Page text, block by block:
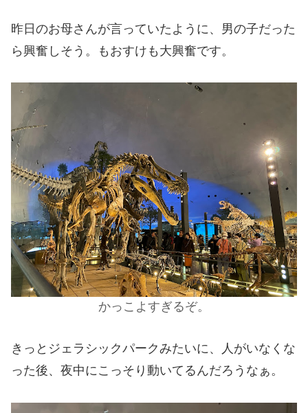
昨日のお母さんが言っていたように、男の子だった
ら興奮しそう。もおすけも大興奮です。
かっこよすぎるぞ。
きっとジェラシックパークみたいに、人がいなくな
った後、夜中にこっそり動いてるんだろうなぁ。